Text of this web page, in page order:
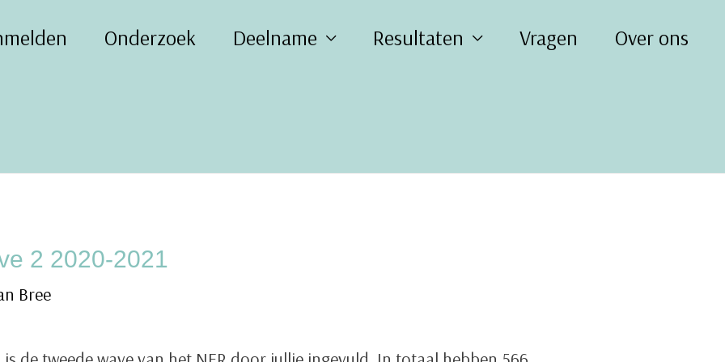
Onderzoek Deelname Resultaten Vragen Over ons
2 2020-2021
Bree